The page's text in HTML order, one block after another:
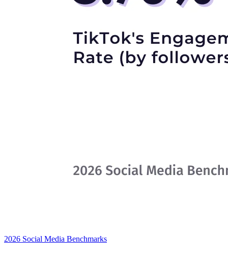
2026 Social Media Benchmarks